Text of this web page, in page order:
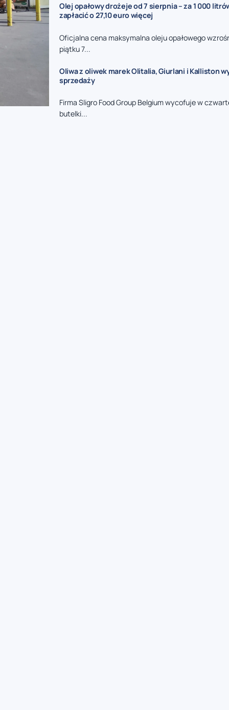
Olej opałowy drożeje od 7 sierpnia – za 1 000
zapłacić o 27,10 euro więcej
Oficjalna cena maksymalna oleju opałowego
piątku 7...
Oliwa z oliwek marek Olitalia, Giurlani i Kalliston
sprzedaży
Firma Sligro Food Group Belgium wycofuje w
butelki...